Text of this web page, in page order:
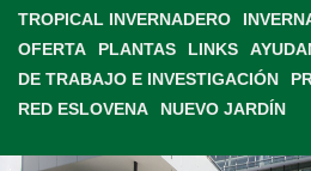
TROPICAL INVERNADERO
OFERTA
PLANTAS LINKS
DE TRABAJO E INVESTIGACIÓN
RED ESLOVENA
NUEVO JARDÍN